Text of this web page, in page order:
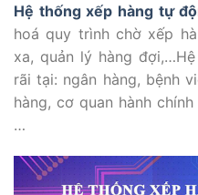
Hệ thống xếp hàng tự
hoá quy trình chờ xếp
xa, quản lý hàng
rãi tại: ngân hàng, bệnh
hàng, cơ quan hành
…